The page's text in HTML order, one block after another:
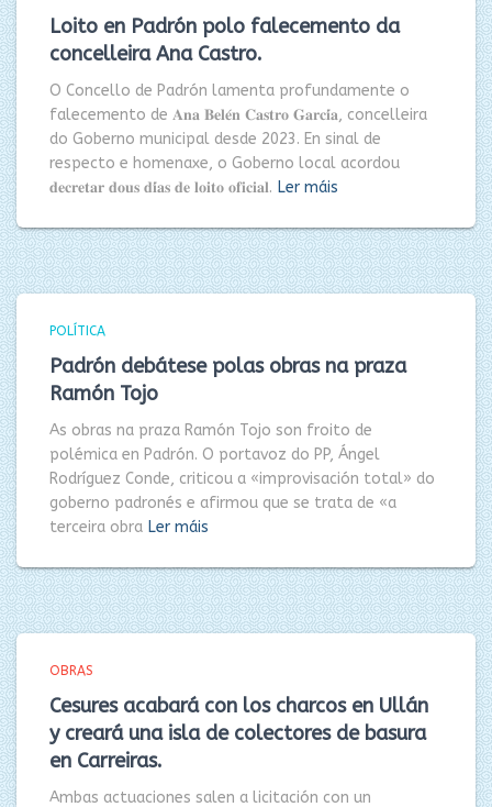
Loito en Padrón polo falecemento da
concelleira Ana Castro.
O Concello de Padrón lamenta profundamente o
falecemento de 𝐀𝐧𝐚 𝐁𝐞𝐥𝐞́𝐧 𝐂𝐚𝐬𝐭𝐫𝐨 𝐆𝐚𝐫𝐜𝐢́𝐚, concelleira
do Goberno municipal desde 2023. En sinal de
respecto e homenaxe, o Goberno local acordou
𝐝𝐞𝐜𝐫𝐞𝐭𝐚𝐫 𝐝𝐨𝐮𝐬 𝐝𝐢́𝐚𝐬 𝐝𝐞 𝐥𝐨𝐢𝐭𝐨 𝐨𝐟𝐢𝐜𝐢𝐚𝐥. Ler máis
POLÍTICA
Padrón debátese polas obras na praza
Ramón Tojo
As obras na praza Ramón Tojo son froito de
polémica en Padrón. O portavoz do PP, Ángel
Rodríguez Conde, criticou a «improvisación total» do
goberno padronés e afirmou que se trata de «a
terceira obra Ler máis
OBRAS
Cesures acabará con los charcos en Ullán
y creará una isla de colectores de basura
en Carreiras.
Ambas actuaciones salen a licitación con un